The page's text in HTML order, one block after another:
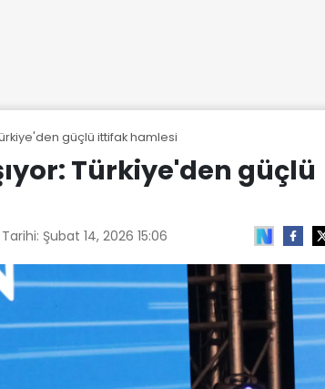
güçlü ittifak hamlesi
Türkiye'den güçlü
Şubat 14, 2026 15:06